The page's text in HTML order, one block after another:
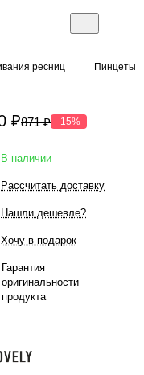
ресниц Пинцеты
₽871 ₽ -15%
В наличии
Рассчитать доставку
Нашли дешевле?
Хочу в подарок
Гарантия
оригинальности
продукта